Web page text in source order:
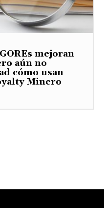
mejoran
aún no
cómo usan
Minero